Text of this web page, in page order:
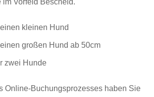
im Vorfeld Bescheid.
kleinen Hund
großen Hund ab 50cm
zwei Hunde
Online-Buchungsprozesses haben Sie